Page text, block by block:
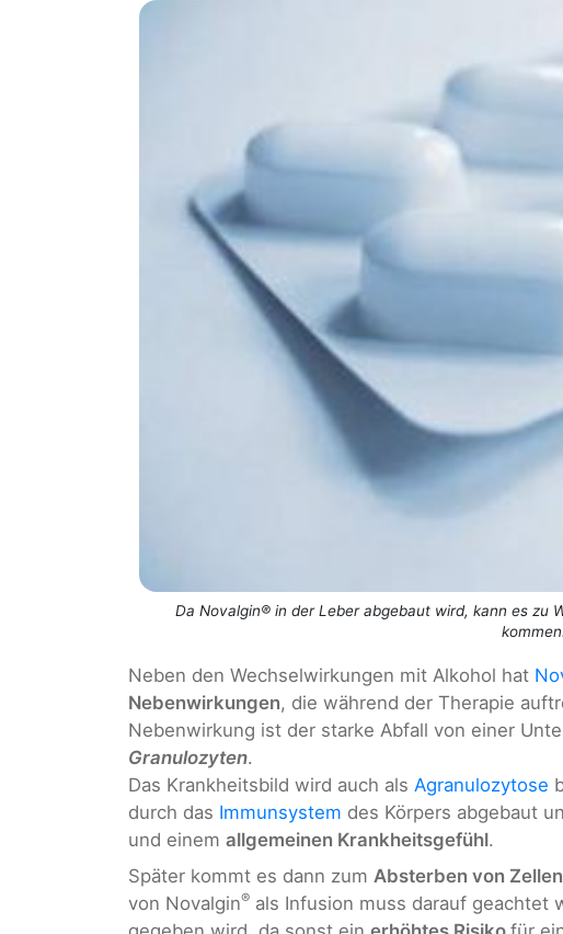
Da Novalgin® in der Leber abgebaut wird, kann es zu
kommen.
Neben den Wechselwirkungen mit Alkohol hat
Nebenwirkungen, die während der Therapie
Nebenwirkung ist der starke Abfall von einer
Granulozyten.
Das Krankheitsbild wird auch als Agranulozytose
durch das Immunsystem des Körpers abgebaut
und einem allgemeinen Krankheitsgefühl.
Später kommt es dann zum Absterben von Zellen
von Novalgin® als Infusion muss darauf geachtet